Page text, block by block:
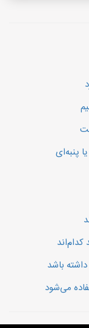
پنبه‌ای
کدام‌اند
باشد
می‌شود